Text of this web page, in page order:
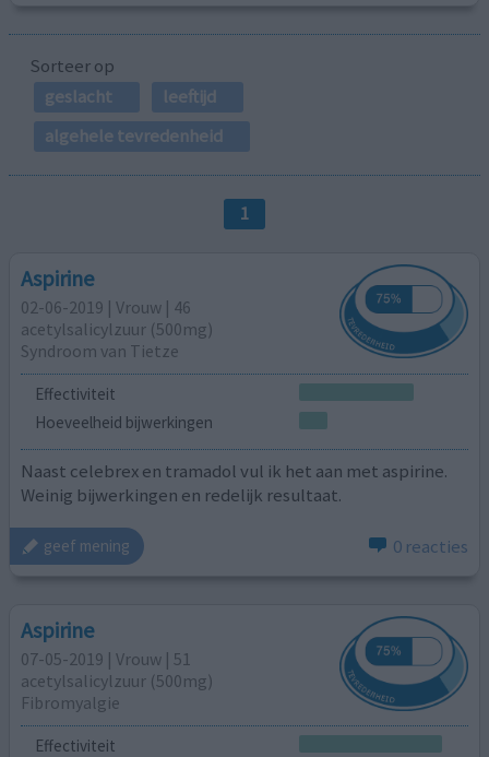
Sorteer op
geslacht
leeftijd
algehele tevredenheid
1
Aspirine
02-06-2019 | Vrouw | 46
acetylsalicylzuur (500mg)
Syndroom van Tietze
Effectiviteit
Hoeveelheid bijwerkingen
Naast celebrex en tramadol vul ik het aan met aspirine.
Weinig bijwerkingen en redelijk resultaat.
geef mening 0 reacties
Aspirine
07-05-2019 | Vrouw | 51
acetylsalicylzuur (500mg)
Fibromyalgie
Effectiviteit